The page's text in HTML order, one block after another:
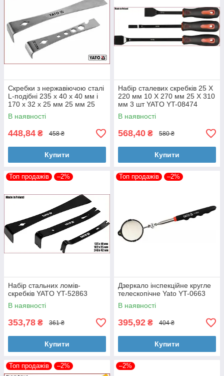
Скребки з нержавіючою сталі
L-подібні 235 х 40 х 40 мм і
170 х 32 х 25 мм 25 мм 25
мм 2 шт YATO YT-52860
В наявності
448,84 ₴ 458 ₴
Купити
Набір сталевих скребків 25 X
220 мм 10 X 270 мм 25 X 310
мм 3 шт YATO YT-08474
В наявності
568,40 ₴ 580 ₴
Купити
Топ продажів –2%
Набір стальних ломів-
скребків YATO YT-52863
В наявності
353,78 ₴ 361 ₴
Купити
Топ продажів –2%
Дзеркало інспекційне кругле
телескопічне Yato YT-0663
В наявності
395,92 ₴ 404 ₴
Купити
Топ продажів –2% –2%